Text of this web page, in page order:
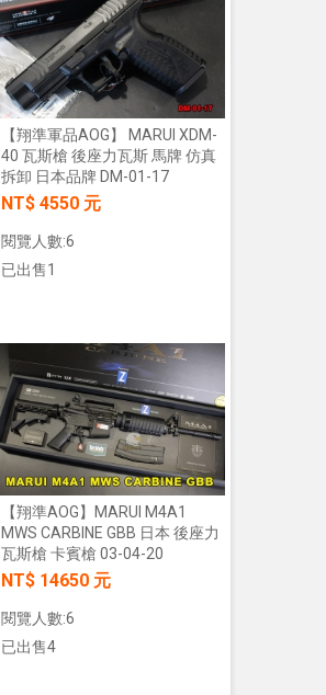
【翔準】WoSporT 摺疊導
03 MOLLE掛載 戰術背心胸
前手機板載體 E0100
NT$350元
加入購物車
【翔準軍品AOG】 MARUI XDM-
40 瓦斯槍 後座力瓦斯 馬牌 仿真
拆卸 日本品牌 DM-01-17
NT$ 4550 元
閱覽人數:6
已出售1
【翔準AOG】MARUI M4A1
MWS CARBINE GBB 日本 後座力
瓦斯槍 卡賓槍 03-04-20
NT$ 14650 元
閱覽人數:6
已出售4